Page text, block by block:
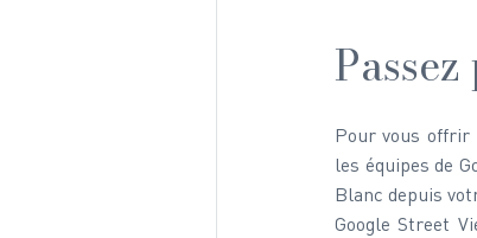
Pour vous offrir
les équipes de
Blanc depuis
Google Street